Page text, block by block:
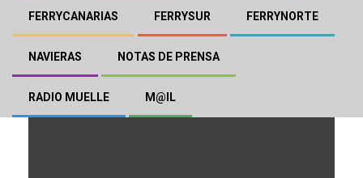
FERRYCANARIAS FERRYSUR FERRYNORTE
NAVIERAS NOTAS DE PRENSA
RADIO MUELLE M@IL
SF Levante